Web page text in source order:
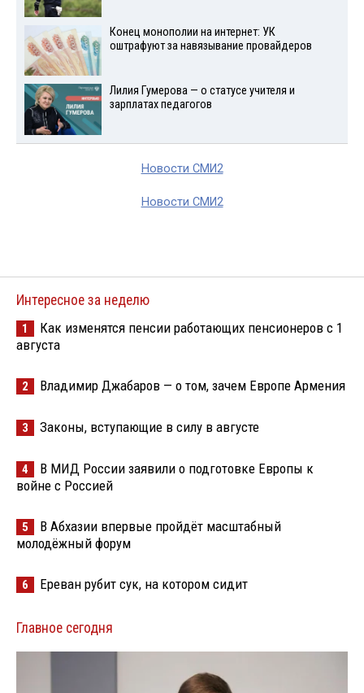
Конец монополии на интернет: УК
оштрафуют за навязывание провайдеров
Лилия Гумерова — о статусе учителя и
зарплатах педагогов
Новости СМИ2
Новости СМИ2
Интересное за неделю
1
Как изменятся пенсии работающих пенсионеров с 1
августа
2 Владимир Джабаров — о том, зачем Европе Армения
3 Законы, вступающие в силу в августе
4
В МИД России заявили о подготовке Европы к
войне с Россией
5
В Абхазии впервые пройдёт масштабный
молодёжный форум
6 Ереван рубит сук, на котором сидит
Главное сегодня